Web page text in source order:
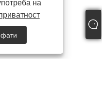
на